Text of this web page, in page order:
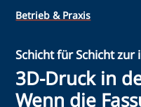
Betrieb & Praxis
Schicht für Schicht zur
3D-Druck in
Wenn die